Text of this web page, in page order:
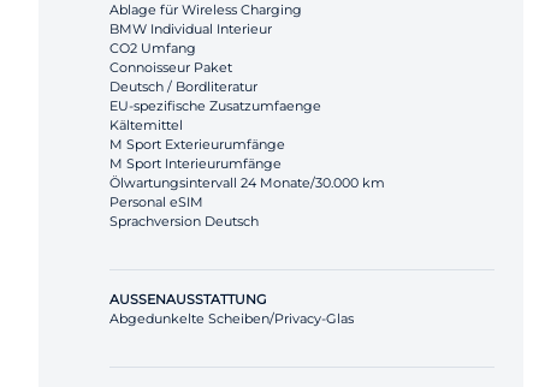
Ablage für Wireless Charging
BMW Individual Interieur
CO2 Umfang
Connoisseur Paket
Deutsch / Bordliteratur
EU-spezifische Zusatzumfaenge
Kältemittel
M Sport Exterieurumfänge
M Sport Interieurumfänge
Ölwartungsintervall 24 Monate/30.000 km
Personal eSIM
Sprachversion Deutsch
AUSSENAUSSTATTUNG
Abgedunkelte Scheiben/Privacy-Glas